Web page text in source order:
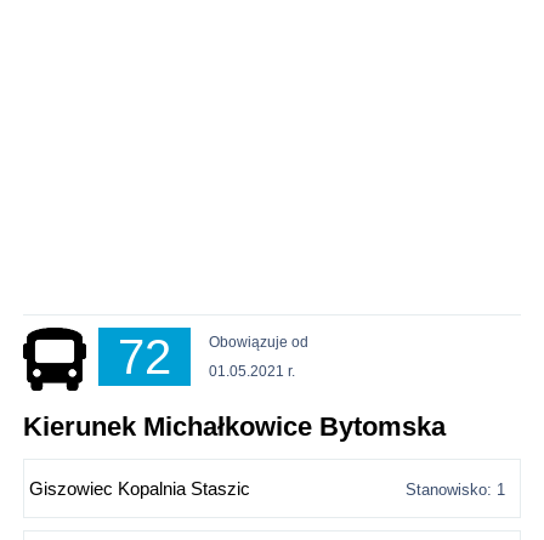
72
Obowiązuje od
01.05.2021 r.
Kierunek Michałkowice Bytomska
Giszowiec Kopalnia Staszic Stanowisko: 1